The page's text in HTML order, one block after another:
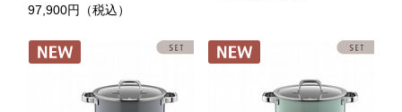
97,900円（税込）